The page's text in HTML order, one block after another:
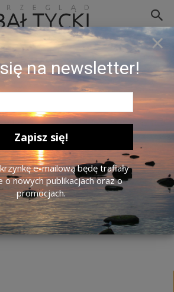
Foreign Ministry
2.0.
×
na newsletter!
e-mailową będę trafiały
o nowych publikacjach oraz o
promocjach.